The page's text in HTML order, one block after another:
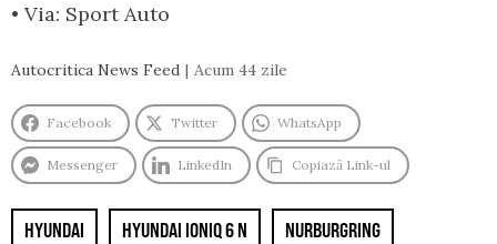
• Via: Sport Auto
Autocritica News Feed Acum 44 zile
Facebook Twitter WhatsApp
Messenger LinkedIn Copiază Link-ul
HYUNDAI HYUNDAI IONIQ 6 N NURBURGRING